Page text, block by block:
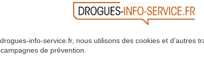
> >>
info-service.fr, nous utilisons des cookies et d’autres
de prévention.